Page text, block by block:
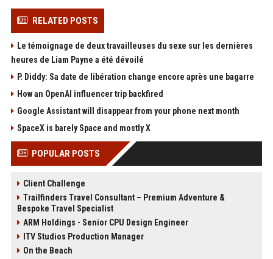
RELATED POSTS
Le témoignage de deux travailleuses du sexe sur les dernières
heures de Liam Payne a été dévoilé
P. Diddy: Sa date de libération change encore après une bagarre
How an OpenAI influencer trip backfired
Google Assistant will disappear from your phone next month
SpaceX is barely Space and mostly X
POPULAR POSTS
Client Challenge
Trailfinders Travel Consultant – Premium Adventure &
Bespoke Travel Specialist
ARM Holdings - Senior CPU Design Engineer
ITV Studios Production Manager
On the Beach